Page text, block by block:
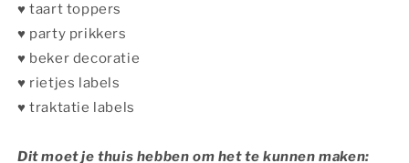
♥︎ taart toppers
♥︎ party prikkers
♥︎ beker decoratie
♥︎ rietjes labels
♥︎ traktatie labels
Dit moet je thuis hebben om het te kunnen maken: